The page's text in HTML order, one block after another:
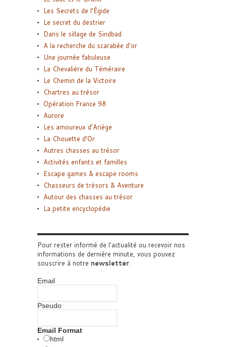
Les Secrets de l’Égide
Le secret du destrier
Dans le sillage de Sindbad
A la recherche du scarabée d’or
Une journée fabuleuse
La Chevalière du Téméraire
Le Chemin de la Victoire
Chartres au trésor
Opération France 98
Aurore
Les amoureux d’Ariège
La Chouette d’Or
Autres chasses au trésor
Activités enfants et familles
Escape games & escape rooms
Chasseurs de trésors & Aventure
Autour des chasses au trésor
La petite encyclopédie
Pour rester informé de l'actualité ou recevoir nos
informations de dernière minute, vous pouvez
souscrire à notre newsletter.
Email
Pseudo
Email Format
html